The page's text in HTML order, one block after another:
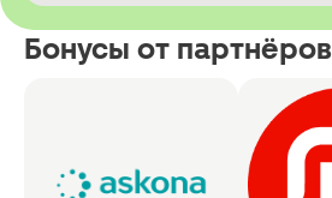
Бонусы от партнёров